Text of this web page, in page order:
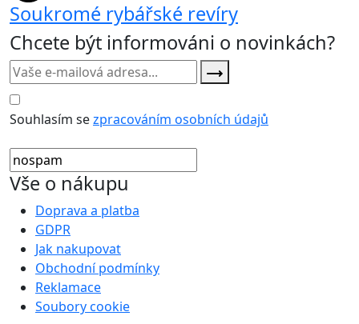
Soukromé rybářské revíry
Chcete být informováni o novinkách?
Souhlasím sezpracováním osobních údajů
Vše o nákupu
Doprava a platba
GDPR
Jak nakupovat
Obchodní podmínky
Reklamace
Soubory cookie